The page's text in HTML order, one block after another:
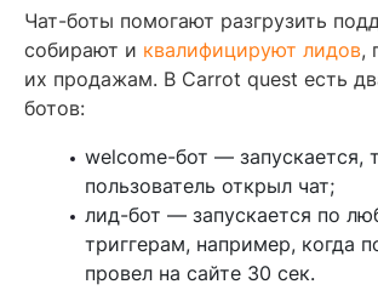
Чат-боты помогают разгрузить
собирают и квалифицируют лидов,
их продажам. В Carrot quest есть
ботов:
welcome-бот — запускается,
пользователь открыл чат;
лид-бот — запускается по
триггерам, например, когда
провел на сайте 30 сек.